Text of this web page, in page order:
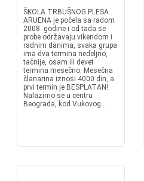
ŠKOLA TRBUŠNOG PLESA
ARUENA je počela sa radom
2008. godine i od tada se
probe održavaju vikendom i
radnim danima, svaka grupa
ima dva termina nedeljno,
tačnije, osam ili devet
termina mesečno. Mesečna
članarina iznosi 4000 din, a
prvi termin je BESPLATAN!
Nalazimo se u centru
Beograda, kod Vukovog...